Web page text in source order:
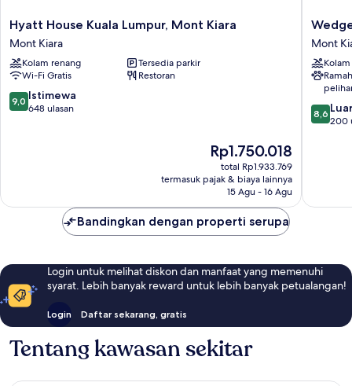
Hyatt
House
Kuala
Lumpur,
Mont
Kiara
Mont
Hyatt House Kuala Lumpur, Mont Kiara
Mont Kiara
Kolam renang
Tersedia parkir
Wi-Fi Gratis
Restoran
9.0
dari
9,0 Istimewa
648 ulasan
Harga
sekarang
Rp1.750.018
Rp1.750.018
total Rp1.933.769
termasuk pajak & biaya lainnya
15 Agu - 16 Agu
Mont'
Kiara
Mont
Kiara
Mont
8.6
dari
8,6
200
Bandingkan dengan properti serupa
Login untuk melihat diskon dan manfaat yang memenuhi
syarat. Lebih banyak reward untuk lebih banyak petualangan!
Login Daftar sekarang, gratis
Tentang kawasan sekitar